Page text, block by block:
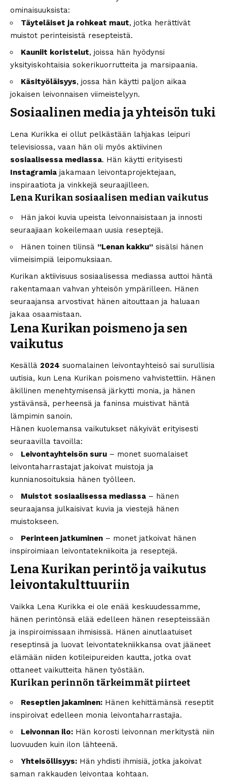
ominaisuuksista:
Täyteläiset ja rohkeat maut, jotka herättivät
muistot perinteisistä resepteistä.
Kauniit koristelut, joissa hän hyödynsi
yksityiskohtaisia sokerikuorrutteita ja marsipaania.
Käsityöläisyys, jossa hän käytti paljon aikaa
jokaisen leivonnaisen viimeistelyyn.
Sosiaalinen media ja yhteisön tuki
Lena Kurikka ei ollut pelkästään lahjakas leipuri
televisiossa, vaan hän oli myös aktiivinen
sosiaalisessa mediassa. Hän käytti erityisesti
Instagramia jakamaan leivontaprojektejaan,
inspiraatiota ja vinkkejä seuraajilleen.
Lena Kurikan sosiaalisen median vaikutus
Hän jakoi kuvia upeista leivonnaisistaan ja innosti
seuraajiaan kokeilemaan uusia reseptejä.
Hänen toinen tilinsä ”Lenan kakku” sisälsi hänen
viimeisimpiä leipomuksiaan.
Kurikan aktiivisuus sosiaalisessa mediassa auttoi häntä
rakentamaan vahvan yhteisön ympärilleen. Hänen
seuraajansa arvostivat hänen aitouttaan ja haluaan
jakaa osaamistaan.
Lena Kurikan poismeno ja sen
vaikutus
Kesällä 2024 suomalainen leivontayhteisö sai surullisia
uutisia, kun Lena Kurikan poismeno vahvistettiin. Hänen
äkillinen menehtymisensä järkytti monia, ja hänen
ystävänsä, perheensä ja faninsa muistivat häntä
lämpimin sanoin.
Hänen kuolemansa vaikutukset näkyivät erityisesti
seuraavilla tavoilla:
Leivontayhteisön suru – monet suomalaiset
leivontaharrastajat jakoivat muistoja ja
kunnianosoituksia hänen työlleen.
Muistot sosiaalisessa mediassa – hänen
seuraajansa julkaisivat kuvia ja viestejä hänen
muistokseen.
Perinteen jatkuminen – monet jatkoivat hänen
inspiroimiaan leivontatekniikoita ja reseptejä.
Lena Kurikan perintö ja vaikutus
leivontakulttuuriin
Vaikka Lena Kurikka ei ole enää keskuudessamme,
hänen perintönsä elää edelleen hänen resepteissään
ja inspiroimissaan ihmisissä. Hänen ainutlaatuiset
reseptinsä ja luovat leivontatekniikkansa ovat jääneet
elämään niiden kotileipureiden kautta, jotka ovat
ottaneet vaikutteita hänen työstään.
Kurikan perinnön tärkeimmät piirteet
Reseptien jakaminen: Hänen kehittämänsä reseptit
inspiroivat edelleen monia leivontaharrastajia.
Leivonnan ilo: Hän korosti leivonnan merkitystä niin
luovuuden kuin ilon lähteenä.
Yhteisöllisyys: Hän yhdisti ihmisiä, jotka jakoivat
saman rakkauden leivontaa kohtaan.